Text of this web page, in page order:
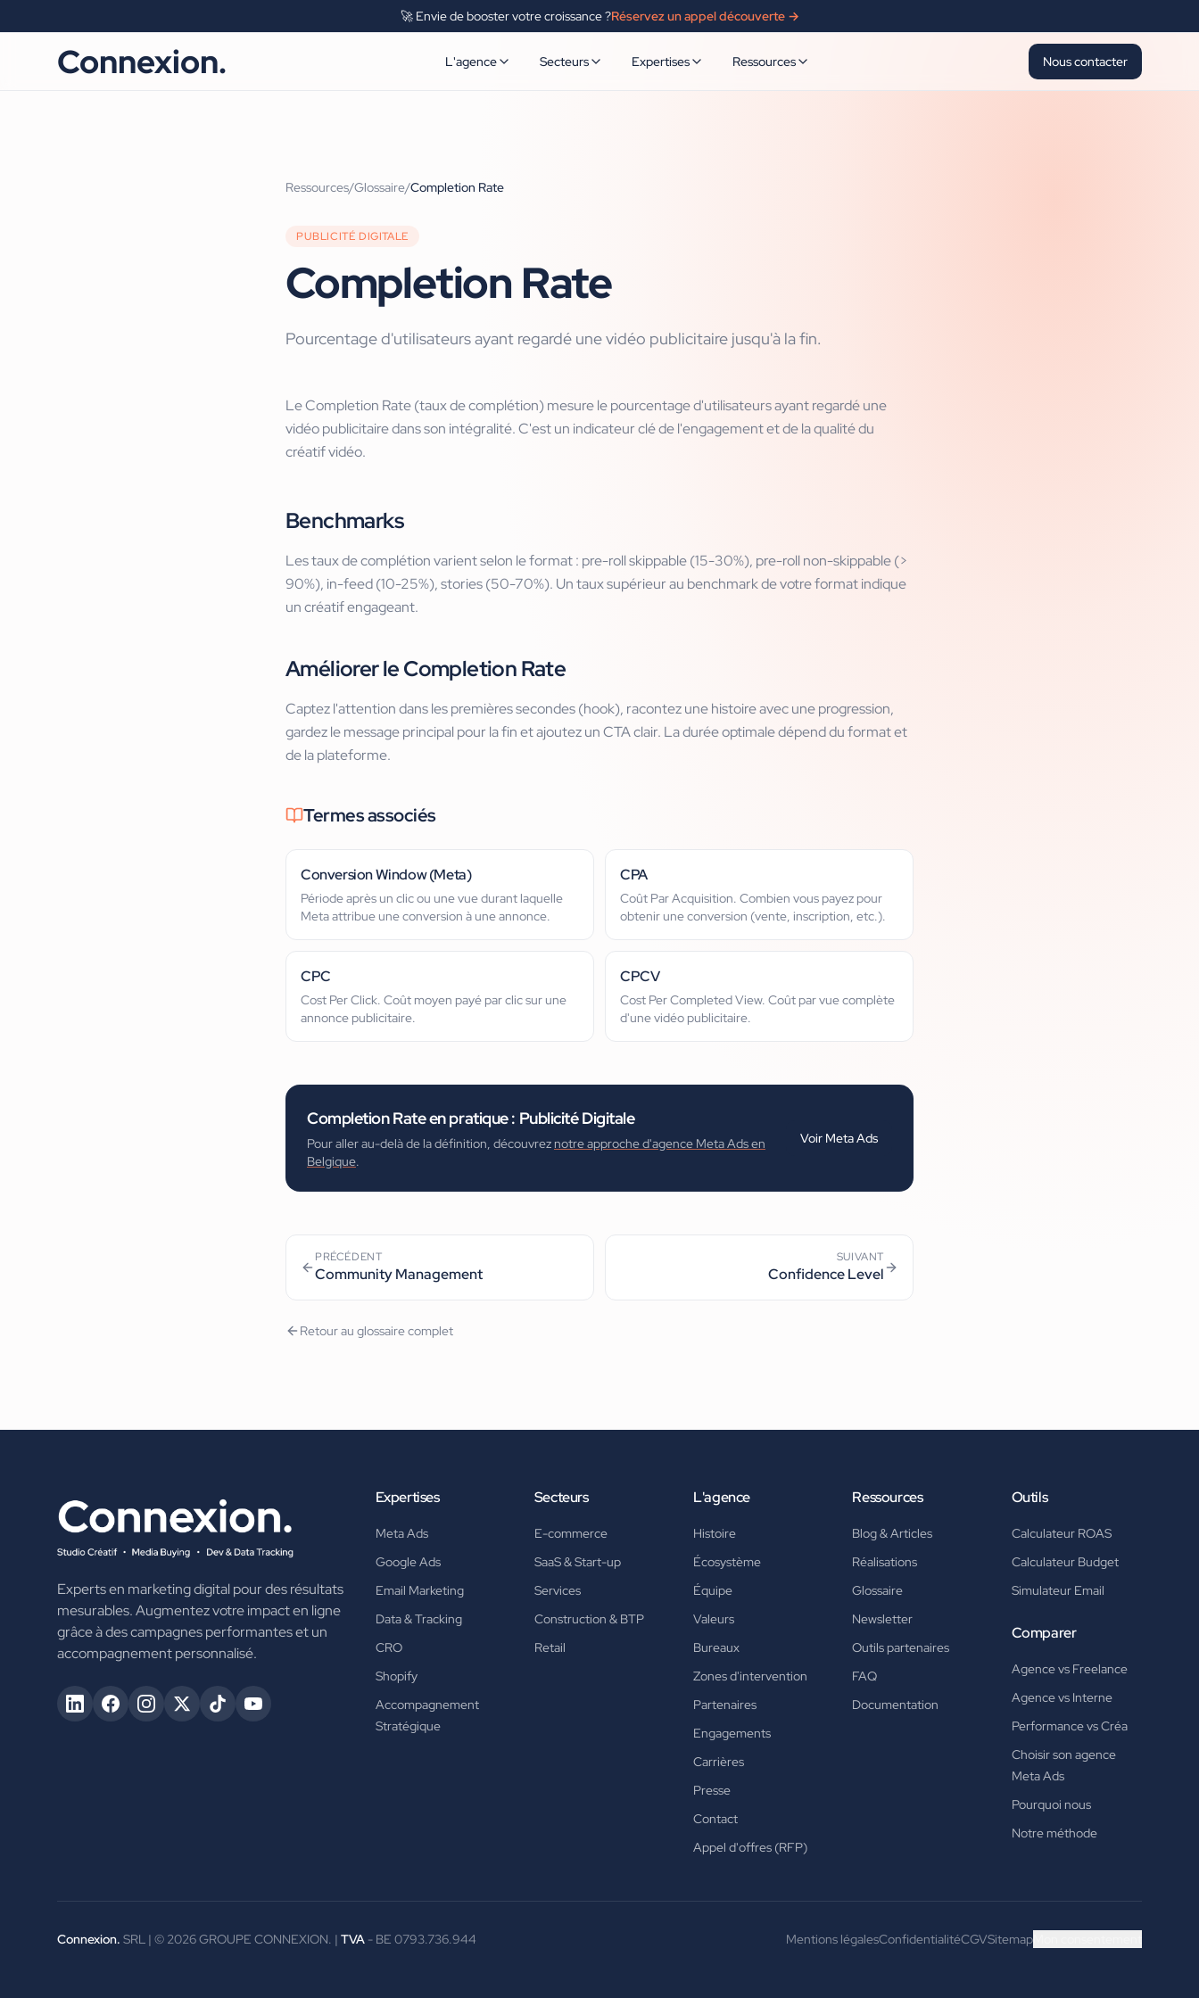
🚀 Envie de booster votre croissance ?Réservez un appel découverte →
Connexion. L'agence Secteurs Expertises Ressources Nous contacter
Ressources/Glossaire/Completion Rate
PUBLICITÉ DIGITALE
Completion Rate
Pourcentage d'utilisateurs ayant regardé une vidéo publicitaire jusqu'à la fin.
Le Completion Rate (taux de complétion) mesure le pourcentage d'utilisateurs ayant regardé une
vidéo publicitaire dans son intégralité. C'est un indicateur clé de l'engagement et de la qualité du
créatif vidéo.
Benchmarks
Les taux de complétion varient selon le format : pre-roll skippable (15-30%), pre-roll non-skippable (>
90%), in-feed (10-25%), stories (50-70%). Un taux supérieur au benchmark de votre format indique
un créatif engageant.
Améliorer le Completion Rate
Captez l'attention dans les premières secondes (hook), racontez une histoire avec une progression,
gardez le message principal pour la fin et ajoutez un CTA clair. La durée optimale dépend du format et
de la plateforme.
Termes associés
Conversion Window (Meta)
Période après un clic ou une vue durant laquelle
Meta attribue une conversion à une annonce.
CPA
Coût Par Acquisition. Combien vous payez pour
obtenir une conversion (vente, inscription, etc.).
CPC
Cost Per Click. Coût moyen payé par clic sur une
annonce publicitaire.
CPCV
Cost Per Completed View. Coût par vue complète
d'une vidéo publicitaire.
Completion Rateen pratique : Publicité Digitale
Pour aller au-delà de la définition, découvrez notre approche d'agence Meta Ads en
Belgique.
Voir Meta Ads
PRÉCÉDENT
Community Management
SUIVANT
Confidence Level
Retour au glossaire complet
Experts en marketing digital pour des résultats
mesurables. Augmentez votre impact en ligne
grâce à des campagnes performantes et un
accompagnement personnalisé.
Expertises
Meta Ads
Google Ads
Email Marketing
Data & Tracking
CRO
Shopify
Accompagnement
Stratégique
Secteurs
E-commerce
SaaS & Start-up
Services
Construction & BTP
Retail
L'agence
Histoire
Écosystème
Équipe
Valeurs
Bureaux
Zones d'intervention
Partenaires
Engagements
Carrières
Presse
Contact
Appel d'offres (RFP)
Ressources
Blog & Articles
Réalisations
Glossaire
Newsletter
Outils partenaires
FAQ
Documentation
Outils
Calculateur ROAS
Calculateur Budget
Simulateur Email
Comparer
Agence vs Freelance
Agence vs Interne
Performance vs Créa
Choisir son agence
Meta Ads
Pourquoi nous
Notre méthode
Connexion. SRL | © 2026GROUPE CONNEXION. | TVA - BE 0793.736.944 Mentions légalesConfidentialitéCGVSitemap